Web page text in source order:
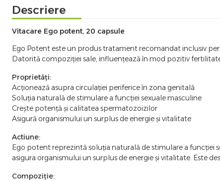
Descriere
Vitacare Ego potent, 20 capsule
Ego Potent este un produs tratament recomandat inclusiv
Datorită compoziției sale, influențează în mod pozitiv
Proprietăți:
Acționează asupra circulației periferice în zona genitală
Soluția naturală de stimulare a funcției sexuale masculine
Crește potență și calitatea spermatozoizilor
Asigură organismului un surplus de energie și vitalitate
Actiune:
Ego potent reprezintă soluția naturală de stimulare a funcției
asigura organismului un surplus de energie și vitalitate. Este
Compoziție: